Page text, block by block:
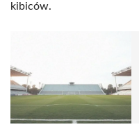
kibiców.